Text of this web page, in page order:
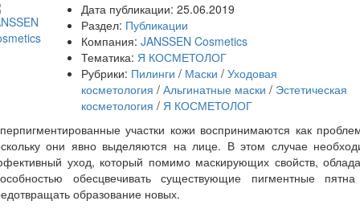
Дата публикации: 25.06.2019
Раздел: Публикации
Компания: JANSSEN Cosmetics
Тематика: Я КОСМЕТОЛОГ
Рубрики: Пилинги / Маски / Уходовая
косметология / Альгинатные маски / Эстетическая
косметология / Я КОСМЕТОЛОГ
участки кожи воспринимаются как
они явно выделяются на лице. В этом случае
уход, который помимо маскирующих свойств,
обесцвечивать существующие пигментные
образование новых.